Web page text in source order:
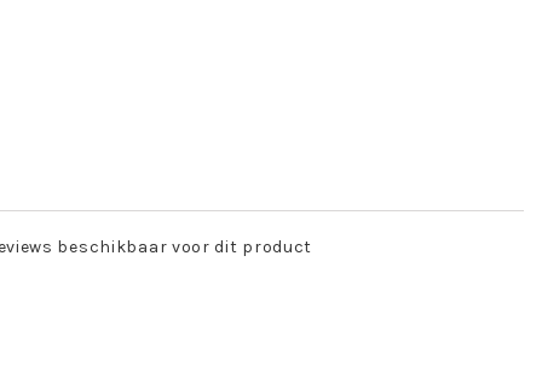
beschikbaar voor dit product